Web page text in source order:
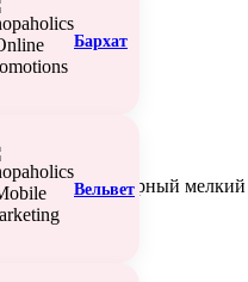
Бархат
Вельвет
SX-М2460, черный мелкий